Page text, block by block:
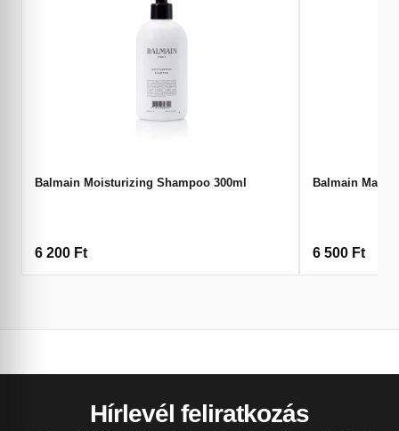
Balmain Moisturizing Shampoo 300ml
6 200 Ft
Balmain Matt
6 500 Ft
Hírlevél feliratkozás